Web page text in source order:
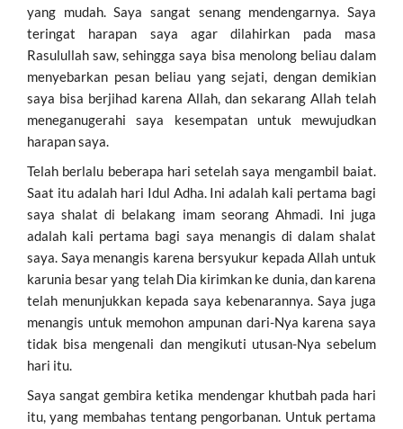
yang mudah. Saya sangat senang mendengarnya. Saya
teringat harapan saya agar dilahirkan pada masa
Rasulullah saw, sehingga saya bisa menolong beliau dalam
menyebarkan pesan beliau yang sejati, dengan demikian
saya bisa berjihad karena Allah, dan sekarang Allah telah
meneganugerahi saya kesempatan untuk mewujudkan
harapan saya.
Telah berlalu beberapa hari setelah saya mengambil baiat.
Saat itu adalah hari Idul Adha. Ini adalah kali pertama bagi
saya shalat di belakang imam seorang Ahmadi. Ini juga
adalah kali pertama bagi saya menangis di dalam shalat
saya. Saya menangis karena bersyukur kepada Allah untuk
karunia besar yang telah Dia kirimkan ke dunia, dan karena
telah menunjukkan kepada saya kebenarannya. Saya juga
menangis untuk memohon ampunan dari-Nya karena saya
tidak bisa mengenali dan mengikuti utusan-Nya sebelum
hari itu.
Saya sangat gembira ketika mendengar khutbah pada hari
itu, yang membahas tentang pengorbanan. Untuk pertama